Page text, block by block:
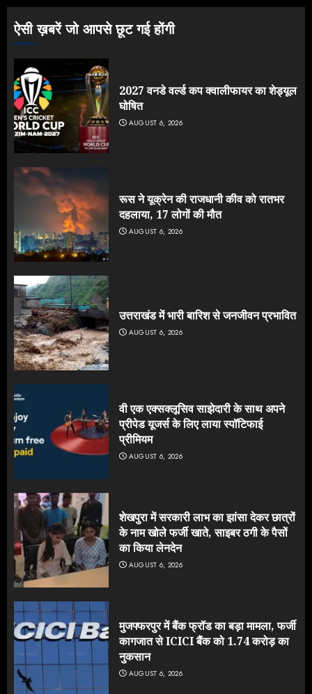
ऐसी ख़बरें जो आपसे छूट गई होंगी
2027 वनडे वर्ल्ड कप क्वालीफायर का शेड्यूल
घोषित
AUGUST 6, 2026
रूस ने यूक्रेन की राजधानी कीव को रातभर
दहलाया, 17 लोगों की मौत
AUGUST 6, 2026
उत्तराखंड में भारी बारिश से जनजीवन प्रभावित
AUGUST 6, 2026
वी एक एक्सक्लूसिव साझेदारी के साथ अपने
प्रीपेड यूजर्स के लिए लाया स्पॉटिफाई
प्रीमियम
AUGUST 6, 2026
शेखपुरा में सरकारी लाभ का झांसा देकर छात्रों
के नाम खोले फर्जी खाते, साइबर ठगी के पैसों
का किया लेनदेन
AUGUST 6, 2026
मुजफ्फरपुर में बैंक फ्रॉड का बड़ा मामला, फर्जी
कागजात से ICICI बैंक को 1.74 करोड़ का
नुकसान
AUGUST 6, 2026